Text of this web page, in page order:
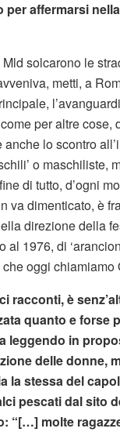
per affermarsi
solcarono le
metti, a
per altre cose,
lo scontro
o maschiliste,
di tutto, d’ogni
va dimenticato, è
direzione della
al 1976, di
oggi chiamiamo
racconti, è
quanto e forse
leggendo in
delle donne,
la stessa del
pescati dal sito
“[…] molte